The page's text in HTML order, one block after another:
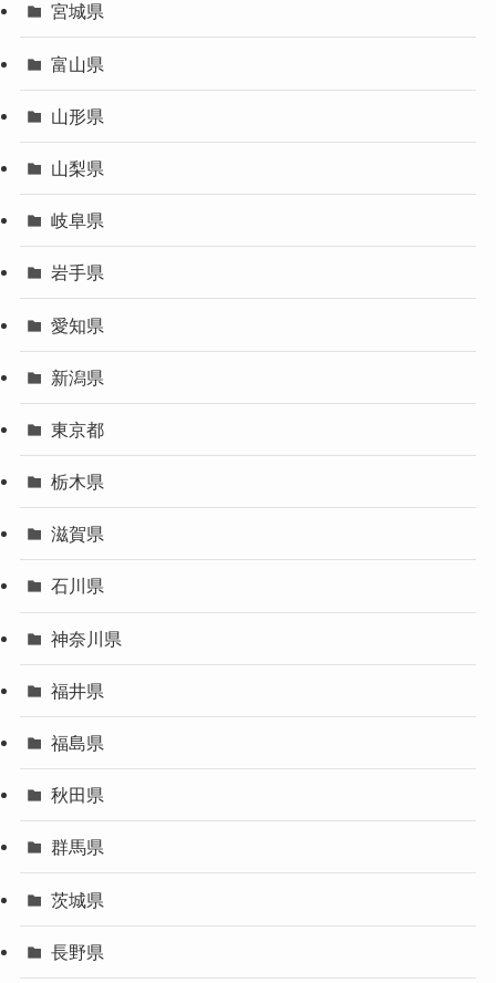
宮城県
富山県
山形県
山梨県
岐阜県
岩手県
愛知県
新潟県
東京都
栃木県
滋賀県
石川県
神奈川県
福井県
福島県
秋田県
群馬県
茨城県
長野県